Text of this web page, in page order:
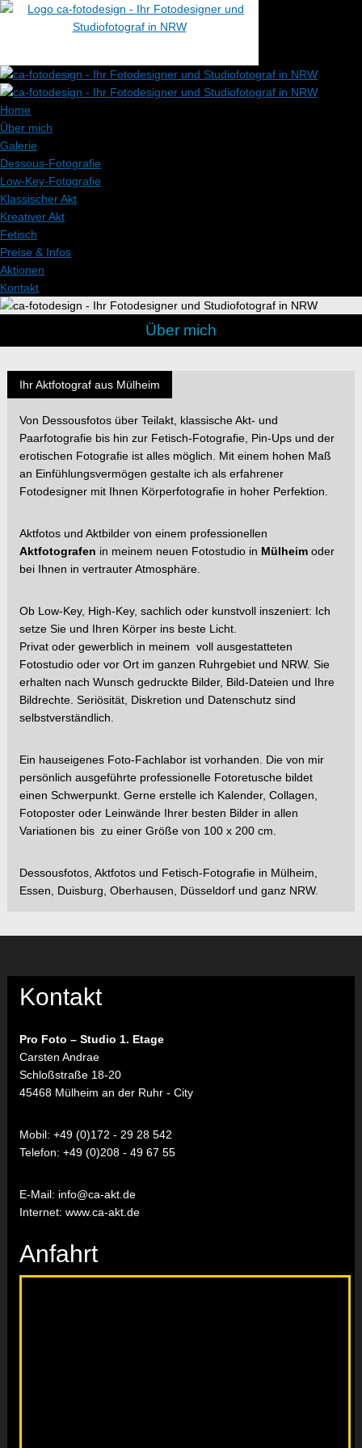
Home
Über mich
Galerie
Dessous-Fotografie
Low-Key-Fotografie
Klassischer Akt
Kreativer Akt
Fetisch
Preise & Infos
Aktionen
Kontakt
Über mich
Ihr Aktfotograf aus Mülheim
Von Dessousfotos über Teilakt, klassische Akt- und
Paarfotografie bis hin zur Fetisch-Fotografie, Pin-Ups und der
erotischen Fotografie ist alles möglich. Mit einem hohen Maß
an Einfühlungsvermögen gestalte ich als erfahrener
Fotodesigner mit Ihnen Körperfotografie in hoher Perfektion.
Aktfotos und Aktbilder von einem professionellen
Aktfotografen in meinem neuen Fotostudio in Mülheimoder
bei Ihnen in vertrauter Atmosphäre.
Ob Low-Key, High-Key, sachlich oder kunstvoll inszeniert: Ich
setze Sie und Ihren Körper ins beste Licht.
Privat oder gewerblich in meinem voll ausgestatteten
Fotostudio oder vor Ort im ganzen Ruhrgebiet und NRW. Sie
erhalten nach Wunsch gedruckte Bilder, Bild-Dateien und Ihre
Bildrechte. Seriösität, Diskretion und Datenschutz sind
selbstverständlich.
Ein hauseigenes Foto-Fachlabor ist vorhanden. Die von mir
persönlich ausgeführte professionelle Fotoretusche bildet
einen Schwerpunkt. Gerne erstelle ich Kalender, Collagen,
Fotoposter oder Leinwände Ihrer besten Bilder in allen
Variationen bis zu einer Größe von 100 x 200 cm.
Dessousfotos, Aktfotos und Fetisch-Fotografie in Mülheim,
Essen, Duisburg, Oberhausen, Düsseldorf und ganz NRW.
Kontakt
Pro Foto – Studio 1. Etage
Carsten Andrae
Schloßstraße 18-20
45468 Mülheim an der Ruhr - City
Mobil: +49 (0)172 - 29 28 542
Telefon: +49 (0)208 - 49 67 55
E-Mail: info@ca-akt.de
Internet: www.ca-akt.de
Anfahrt